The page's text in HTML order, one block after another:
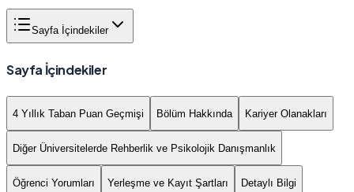
Sayfa İçindekiler
Sayfa İçindekiler
4 Yıllık Taban Puan Geçmişi Bölüm Hakkında Kariyer Olanakları
Diğer Üniversitelerde Rehberlik ve Psikolojik Danışmanlık
Öğrenci Yorumları Yerleşme ve Kayıt Şartları Detaylı Bilgi